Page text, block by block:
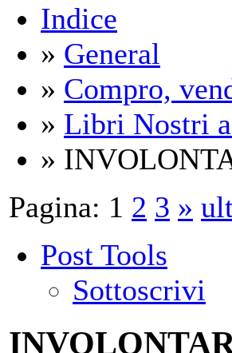
Indice
» General
» Compro,
» Libri Nostri a
»
Pagina: 1 2 3 »
Post Tools
Sottoscrivi